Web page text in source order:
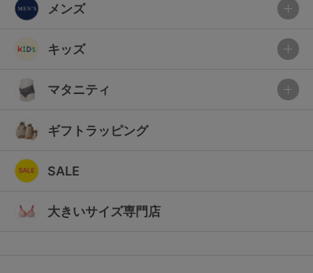
メンズ
キッズ
マタニティ
ギフトラッピング
SALE
大きいサイズ専門店